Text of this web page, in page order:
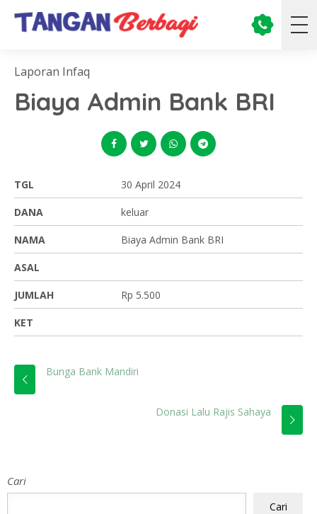
Laporan Infaq
Biaya Admin Bank BRI
TGL 30 April 2024
DANA keluar
NAMA Biaya Admin Bank BRI
ASAL
JUMLAH Rp 5.500
KET
Bunga Bank Mandiri
Donasi Lalu Rajis Sahaya
Cari
Cari